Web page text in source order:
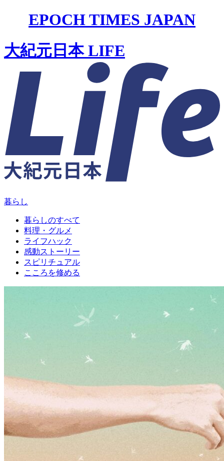
EPOCH TIMES JAPAN
大紀元日本 LIFE
暮らし
暮らしのすべて
料理・グルメ
ライフハック
感動ストーリー
スピリチュアル
こころを修める